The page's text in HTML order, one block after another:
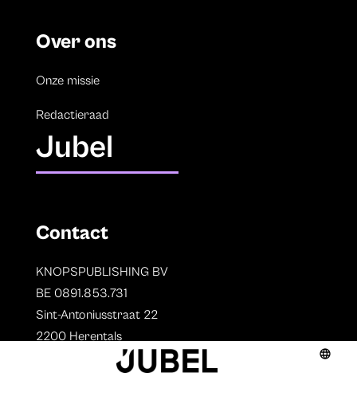
Over ons
Onze missie
Redactieraad
Jubel
Contact
KNOPSPUBLISHING BV
BE 0891.853.731
Sint-Antoniusstraat 22
2200 Herentals